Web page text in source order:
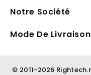
Notre Société
Mode De Livraison
© 2011-2026